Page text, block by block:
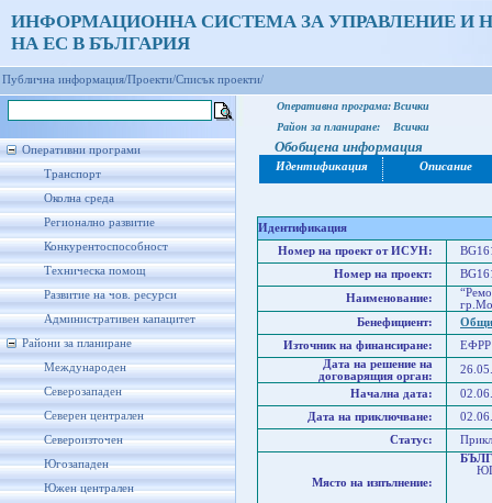
ИНФОРМАЦИОННА СИСТЕМА ЗА УПРАВЛЕНИЕ И
НА ЕС В БЪЛГАРИЯ
Публична информация/Проекти/Списък проекти/
Оперативни програми
Транспорт
Околна среда
Регионално развитие
Конкурентоспособност
Техническа помощ
Развитие на чов. ресурси
Административен капацитет
Райони за планиране
Международен
Северозападен
Северен централен
Североизточен
Югозападен
Южен централен
Оперативна програма: Всички
Район за планиране:
Всички
Обобщена информация
Идентификация Описание
Идентификация
Номер на проект от ИСУН:
Номер на проект:
Наименование:
Бенефициент:
Източник на финансиране:
Дата на решение на
договарящия орган:
Начална дата:
Дата на приключване:
Статус:
Място на изпълнение: